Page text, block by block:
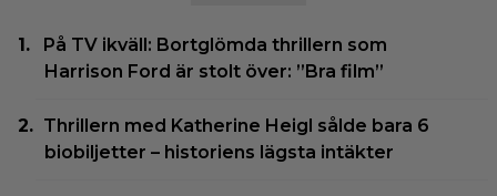
På TV ikväll: Bortglömda thrillern som
Harrison Ford är stolt över: ”Bra film”
Thrillern med Katherine Heigl sålde bara 6
biobiljetter – historiens lägsta intäkter